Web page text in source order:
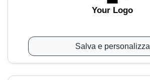
Your Logo
Salva e personalizza